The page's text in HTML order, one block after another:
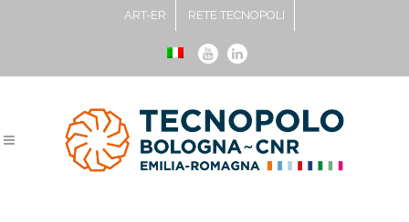
ART-ER RETE TECNOPOLI